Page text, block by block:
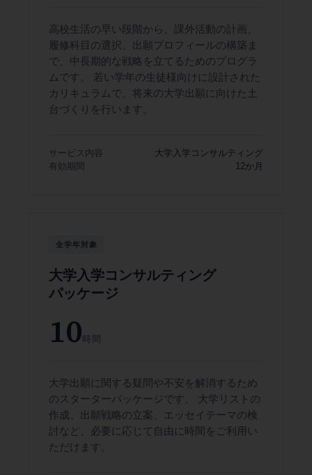
高校生活の早い段階から、課外活動の計画、
履修科目の選択、出願プロフィールの構築ま
で、中長期的な戦略を立てるためのプログラ
ムです。 若い学年の生徒様向けに設計された
カリキュラムで、将来の大学出願に向けた土
台づくりを行います。
サービス内容
大学入学コンサルティング
有効期間
12か月
全学年対象
大学入学コンサルティング
パッケージ
10 時間
大学出願に関する疑問や不安を解消するため
のスターターパッケージです。 大学リストの
作成、出願戦略の立案、エッセイテーマの検
討など、必要に応じて自由に時間をご利用い
ただけます。